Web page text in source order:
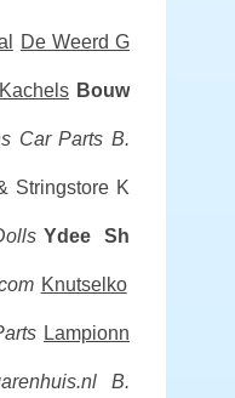
De Weerd G
Bouw
Car Parts B.
Stringstore K
Ydee Sh
Knutselko
Lampionn
B.